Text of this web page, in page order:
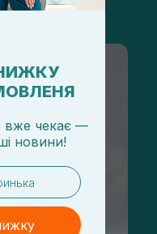
вже чекає —
новини!